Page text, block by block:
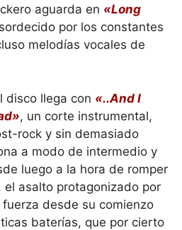
aguarda en «Long
por los constantes
melodías vocales de
disco llega con «..And I
, un corte instrumental,
rock y sin demasiado
a modo de intermedio y
luego a la hora de romper
el asalto protagonizado por
desde su comienzo
baterías, que por cierto